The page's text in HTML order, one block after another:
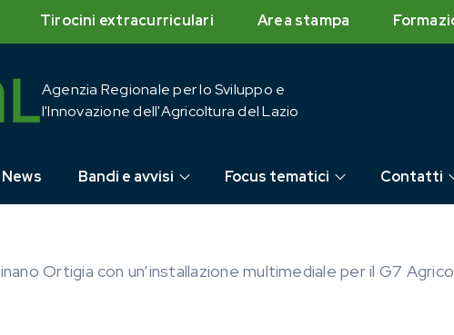
Tirocini extracurriculari Area stampa
Agenzia Regionale per lo Sviluppo e
l'Innovazione dell'Agricoltura del Lazio
News Bandi e avvisi Focus tematici Contatti
Ortigia con un’installazione multimediale per il G7